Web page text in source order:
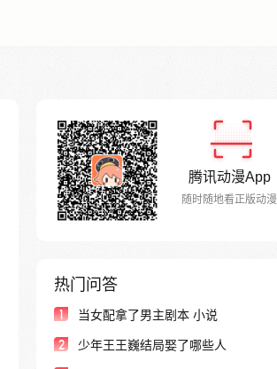
腾讯动漫App
随时随地看正版动漫
热门问答
1 当女配拿了男主剧本 小说
2 少年王王巍结局娶了哪些人